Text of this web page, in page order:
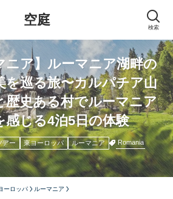
空庭 検索
ニア】ルーマニア湖畔の
を巡る旅〜カルパチア山
歴史ある村でルーマニア
感じる4泊5日の体験
アー 東ヨーロッパ ルーマニア Romania
ーロッパ ルーマニア